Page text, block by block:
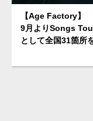
【Age Factory】
9月よりSongs
として全国31箇所